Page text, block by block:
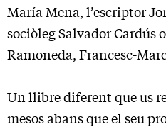
María Mena, l’escriptor
sociòleg Salvador Cardús
Ramoneda, Francesc-
Un llibre diferent que us
mesos abans que el seu